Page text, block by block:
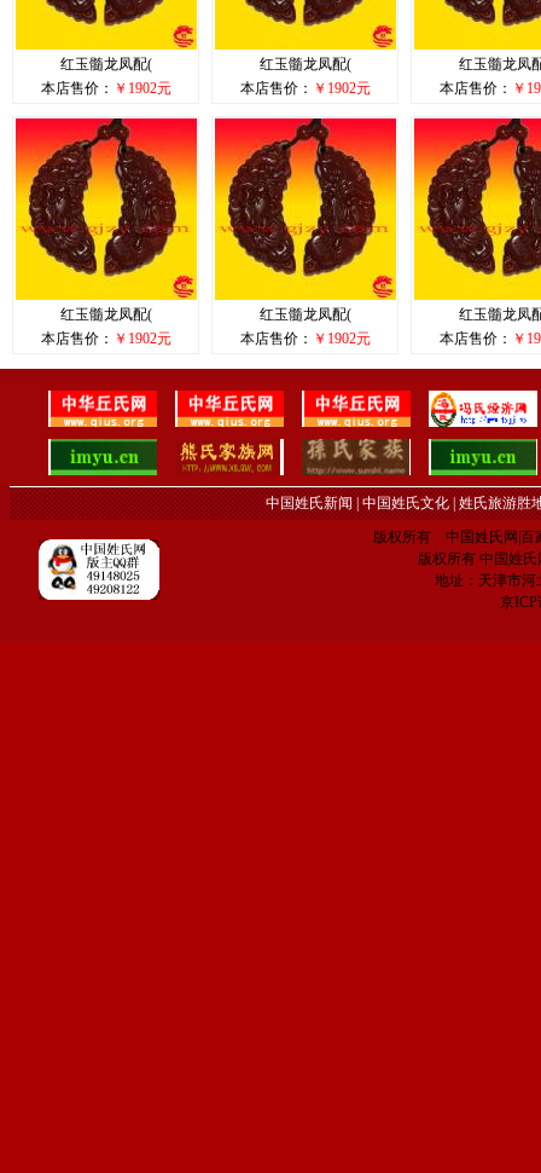
红玉髓龙凤配(
本店售价： ￥1902元
红玉髓龙凤配(
本店售价： ￥1902元
红玉髓龙凤
本店售价： ￥
红玉髓龙凤配(
本店售价： ￥1902元
红玉髓龙凤配(
本店售价： ￥1902元
红玉髓龙凤
本店售价： ￥
中国姓氏新闻|中国姓氏文化|姓氏旅游胜
版权所有 中国姓氏网|百
版权所有 中国姓氏
地址：天津市河
京ICP